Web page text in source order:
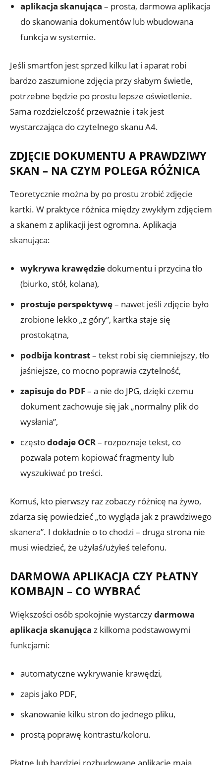
aplikacja skanująca – prosta, darmowa aplikacja
do skanowania dokumentów lub wbudowana
funkcja w systemie.
Jeśli smartfon jest sprzed kilku lat i aparat robi
bardzo zaszumione zdjęcia przy słabym świetle,
potrzebne będzie po prostu lepsze oświetlenie.
Sama rozdzielczość przeważnie i tak jest
wystarczająca do czytelnego skanu A4.
ZDJĘCIE DOKUMENTU A PRAWDZIWY
SKAN – NA CZYM POLEGA RÓŻNICA
Teoretycznie można by po prostu zrobić zdjęcie
kartki. W praktyce różnica między zwykłym zdjęciem
a skanem z aplikacji jest ogromna. Aplikacja
skanująca:
wykrywa krawędzie dokumentu i przycina tło
(biurko, stół, kolana),
prostuje perspektywę– nawet jeśli zdjęcie było
zrobione lekko „z góry”, kartka staje się
prostokątna,
podbija kontrast– tekst robi się ciemniejszy, tło
jaśniejsze, co mocno poprawia czytelność,
zapisuje do PDF– a nie do JPG, dzięki czemu
dokument zachowuje się jak „normalny plik do
wysłania”,
częstododaje OCR– rozpoznaje tekst, co
pozwala potem kopiować fragmenty lub
wyszukiwać po treści.
Komuś, kto pierwszy raz zobaczy różnicę na żywo,
zdarza się powiedzieć „to wygląda jak z prawdziwego
skanera”. I dokładnie o to chodzi – druga strona nie
musi wiedzieć, że użyłaś/użyłeś telefonu.
DARMOWA APLIKACJA CZY PŁATNY
KOMBAJN – CO WYBRAĆ
Większości osób spokojnie wystarczydarmowa
aplikacja skanująca z kilkoma podstawowymi
funkcjami:
automatyczne wykrywanie krawędzi,
zapis jako PDF,
skanowanie kilku stron do jednego pliku,
prostą poprawę kontrastu/koloru.